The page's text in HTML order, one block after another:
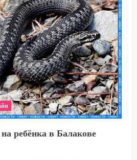
ребёнка в Балакове